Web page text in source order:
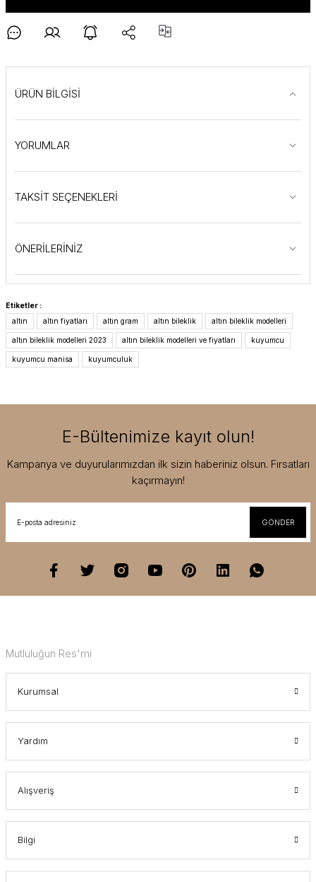
ÜRÜN BİLGİSİ
YORUMLAR
TAKSİT SEÇENEKLERİ
ÖNERİLERİNİZ
Etiketler :
altın
altın fiyatları altın gram altın bileklik altın bileklik modelleri
altın bileklik modelleri 2023 altın bileklik modelleri ve fiyatları kuyumcu
kuyumcu manisa kuyumculuk
E-Bültenimize kayıt olun!
Kampanya ve duyurularımızdan ilk sizin haberiniz olsun. Fırsatları
kaçırmayın!
GÖNDER
Mutluluğun Res'mi
Kurumsal
Yardım
Alışveriş
Bilgi